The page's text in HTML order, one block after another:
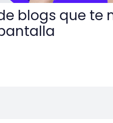
blogs que te